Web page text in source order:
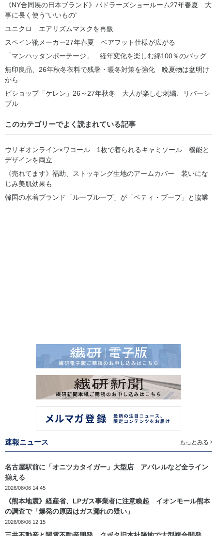
《NY合同展の日本ブランド》パドラーズショールーム27年春夏 大
事に長く使う“いいもの”
ユニクロ エアリズムマスクを再販
スペイン靴メーカー27年春夏 ベアフット仕様が広がる
「マンハッタンポーテージ」 経年変化を楽しむ綿100％のバッグ
無印良品、26年秋冬衣料で残暑・暖冬対策を強化 晩夏物は盆明け
から
ビショップ「ケレン」26～27年秋冬 大人が楽しむ刺繍、リバーシ
ブル
このカテゴリーでよく読まれている記事
ウサギオンライン×ワコール 1枚で着られるキャミソール 機能と
デザインを両立
《売れてます》福助、ストッキング生地のアームカバー 装いにな
じみ美肌効果も
韓国の水着ブランド「ループループ」が「ベティ・ブープ」と協業
速報ニュース もっとみる
名古屋駅前に「オニツカタイガー」大型店 アパレルなど全ライン
揃える
2026/08/06 14:45
《熊本地震》経産省、LPガス事業者に注意喚起 イオンモール熊本
の調査で「爆発の原因はガス漏れの疑い」
2026/08/06 12:15